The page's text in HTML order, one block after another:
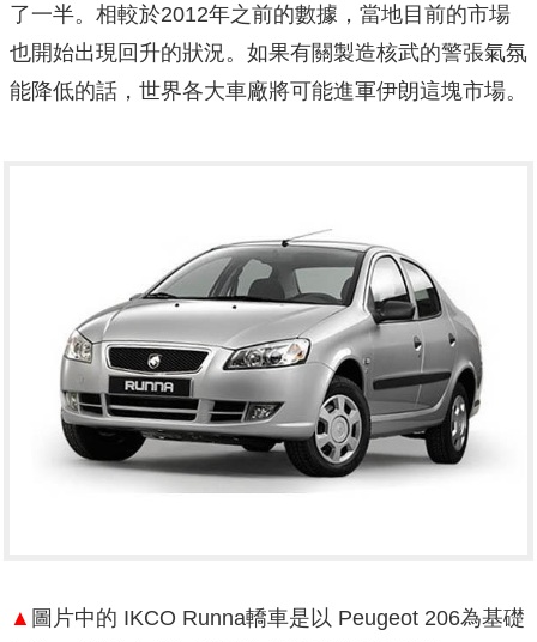
了一半。相較於2012年之前的數據，當地目前的市場
也開始出現回升的狀況。如果有關製造核武的警張氣氛
能降低的話，世界各大車廠將可能進軍伊朗這塊市場。
▲ 圖片中的 IKCO Runna轎車是以 Peugeot 206為基礎